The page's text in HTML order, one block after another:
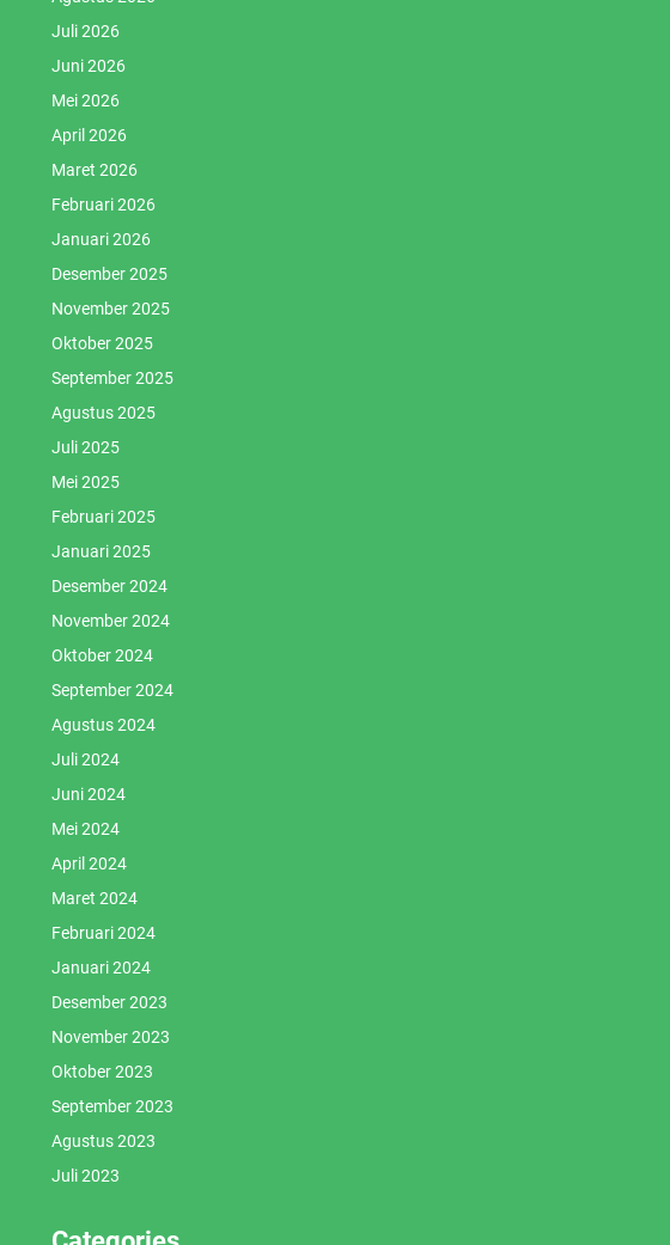
Juli 2026
Juni 2026
Mei 2026
April 2026
Maret 2026
Februari 2026
Januari 2026
Desember 2025
November 2025
Oktober 2025
September 2025
Agustus 2025
Juli 2025
Mei 2025
Februari 2025
Januari 2025
Desember 2024
November 2024
Oktober 2024
September 2024
Agustus 2024
Juli 2024
Juni 2024
Mei 2024
April 2024
Maret 2024
Februari 2024
Januari 2024
Desember 2023
November 2023
Oktober 2023
September 2023
Agustus 2023
Juli 2023